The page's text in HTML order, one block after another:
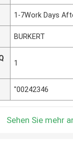
1-7Work Days
BURKERT
1
"00242346
Sehen Sie mehr